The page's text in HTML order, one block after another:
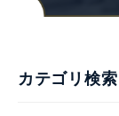
カテゴリ検索